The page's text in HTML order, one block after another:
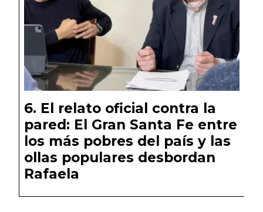
El relato oficial contra la
pared: El Gran Santa Fe entre
los más pobres del país y las
ollas populares desbordan
Rafaela